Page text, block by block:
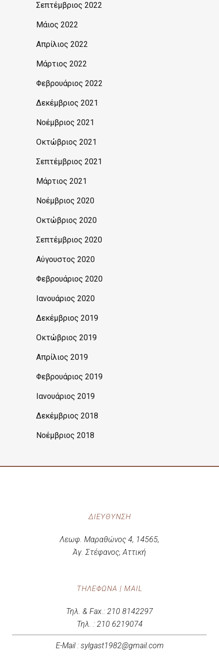
Σεπτέμβριος 2022
Μάιος 2022
Απρίλιος 2022
Μάρτιος 2022
Φεβρουάριος 2022
Δεκέμβριος 2021
Νοέμβριος 2021
Οκτώβριος 2021
Σεπτέμβριος 2021
Μάρτιος 2021
Νοέμβριος 2020
Οκτώβριος 2020
Σεπτέμβριος 2020
Αύγουστος 2020
Φεβρουάριος 2020
Ιανουάριος 2020
Δεκέμβριος 2019
Οκτώβριος 2019
Απρίλιος 2019
Φεβρουάριος 2019
Ιανουάριος 2019
Δεκέμβριος 2018
Νοέμβριος 2018
ΔΙΕΎΘΥΝΣΗ
Λεωφ. Μαραθώνος 4, 14565,
Άγ. Στέφανος, Αττική
ΤΗΛΈΦΩΝΑ | MAIL
Τηλ. & Fax.: 210 8142297
Τηλ. : 210 6219074
E-Mail : sylgast1982@gmail.com